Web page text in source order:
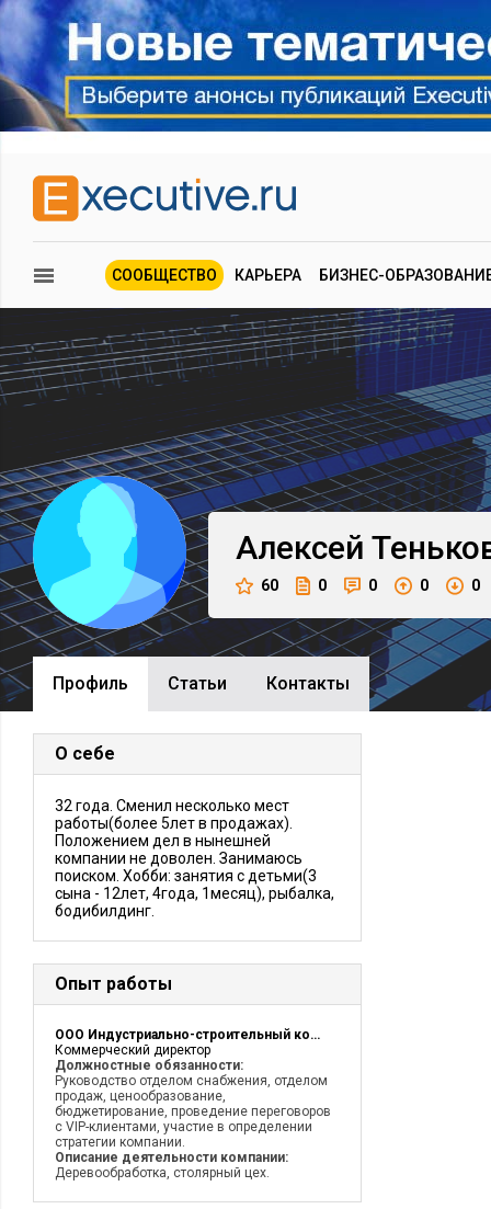
СООБЩЕСТВО КАРЬЕРА БИЗНЕС-
Алексей
60 0 0 0 0
Профиль Cтатьи Контакты
О себе
32 года. Сменил несколько мест
работы(более 5лет в продажах).
Положением дел в нынешней
компании не доволен. Занимаюсь
поиском. Хобби: занятия с детьми(3
сына - 12лет, 4года, 1месяц), рыбалка,
бодибилдинг.
Опыт работы
ООО Индустриально-строительный комбинат
Коммерческий директор
Должностные обязанности:
Руководство отделом снабжения, отделом
продаж, ценообразование,
бюджетирование, проведение переговоров
с VIP-клиентами, участие в определении
стратегии компании.
Описание деятельности компании:
Деревообработка, столярный цех.